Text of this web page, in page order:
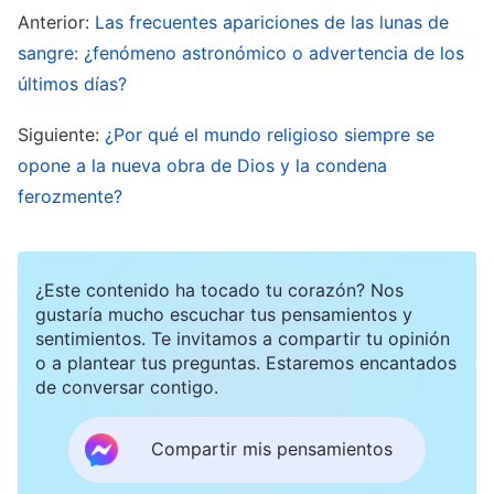
profecía bíblica se ha cumplido.
Señal del fin del mundo 2: La aparición
de anomalías celestes
Apocalipsis 6:12 dice: “Vi cuando el Cordero
abrió el sexto sello, y hubo un gran terremoto, y
Anterior: Las frecuentes apariciones de las lunas de
sangre: ¿fenómeno astronómico o advertencia de los
últimos días?
Siguiente: ¿Por qué el mundo religioso siempre se
opone a la nueva obra de Dios y la condena
ferozmente?
¿Este contenido ha tocado tu corazón? Nos
gustaría mucho escuchar tus pensamientos y
sentimientos. Te invitamos a compartir tu opinión
o a plantear tus preguntas. Estaremos encantados
de conversar contigo.
Compartir mis pensamientos